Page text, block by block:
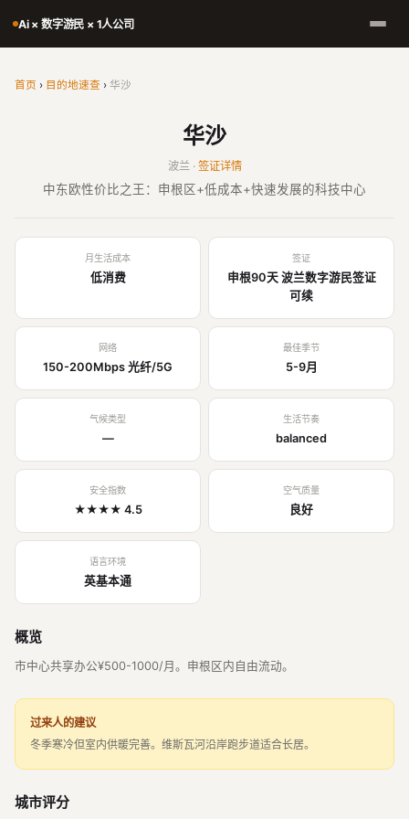
Ai × 数字游民 × 1人公司
首页 › 目的地速查 › 华沙
华沙
波兰 · 签证详情
中东欧性价比之王：申根区+低成本+快速发展的科技中心
月生活成本
低消费
签证
申根90天 波兰数字游民签证
可续
网络
150-200Mbps 光纤/5G
最佳季节
5-9月
气候类型
—
生活节奏
balanced
安全指数
★★★★ 4.5
空气质量
良好
语言环境
英基本通
概览
市中心共享办公¥500-1000/月。申根区内自由流动。
过来人的建议
冬季寒冷但室内供暖完善。维斯瓦河沿岸跑步道适合长居。
城市评分